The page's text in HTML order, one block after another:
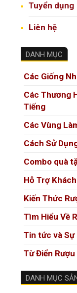
Tuyển dụng
Liên hệ
DANH MỤC
Các Giống
Các Thương
Tiếng
Các Vùng
Cách Sử
Combo quà
Hỗ Trợ
Kiến Thức
Tìm Hiểu Về
Tin tức và Sự
Từ Điển Rượu
DANH MỤC